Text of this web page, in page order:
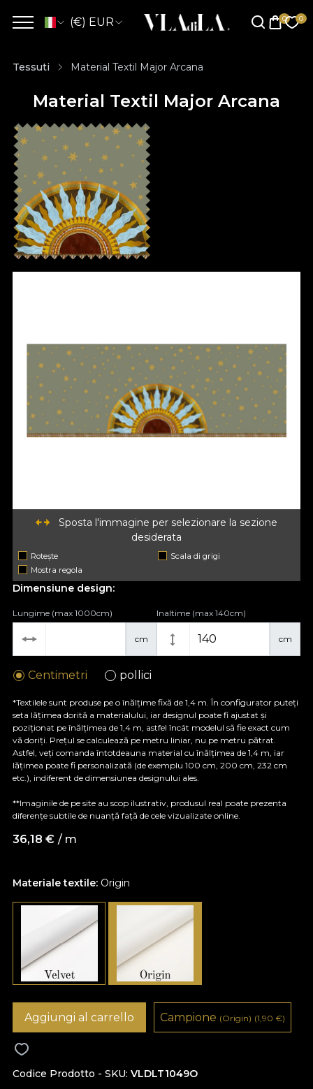
(€) EUR
Tessuti Material Textil Major Arcana
Material Textil Major Arcana
Sposta l'immagine per selezionare la sezione
desiderata
Rotește
Scala di grigi
Mostra regola
Materiale textile: Origin
Dimensiune design:
cm
Lungime (max 1000cm)
cm
Inaltime (max 140cm)
Centimetri pollici
*Textilele sunt produse pe o înălțime fixă de 1,4 m. În configurator puteți
seta lățimea dorită a materialului, iar designul poate fi ajustat și
poziționat pe înălțimea de 1,4 m, astfel încât modelul să fie exact cum
vă doriți. Prețul se calculează pe metru liniar, nu pe metru pătrat.
Astfel, veți comanda întotdeauna material cu înălțimea de 1,4 m, iar
lățimea poate fi personalizată (de exemplu 100 cm, 200 cm, 232 cm
etc.), indiferent de dimensiunea designului ales.
**Imaginile de pe site au scop ilustrativ, produsul real poate prezenta
diferențe subtile de nuanță față de cele vizualizate online.
36,18 € / m
Codice Prodotto - SKU VLDLT1049O
Aggiungi al carrello Campione (Origin) (1,90 €)